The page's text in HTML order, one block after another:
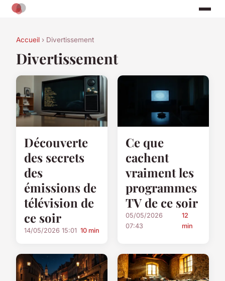
Accueil › Divertissement
Divertissement
Découverte
des secrets
des
émissions de
télévision de
ce soir
14/05/2026 15:01 10 min
Ce que
cachent
vraiment les
programmes
TV de ce soir
05/05/2026
07:43
12
min